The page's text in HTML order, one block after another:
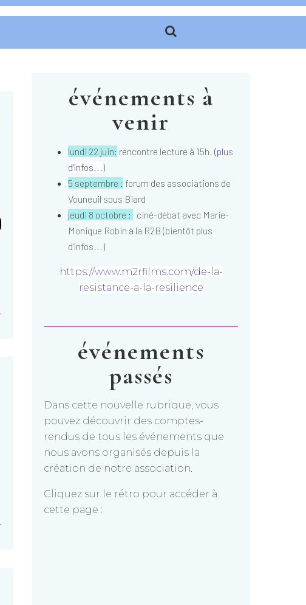
événements à
venir
lundi 22 juin: rencontre lecture à 15h. (plus
d'infos...)
5 septembre : forum des associations de
Vouneuil sous Biard
jeudi 8 octobre :
ciné-débat avec Marie-
Monique Robin à la R2B (bientôt plus
d'infos...)
https://www.m2rfilms.com/de-la-
resistance-a-la-resilience
événements
passés
Dans cette nouvelle rubrique, vous
pouvez découvrir des comptes-
rendus de tous les événements que
nous avons organisés depuis la
création de notre association.
Cliquez sur le rétro pour accéder à
cette page :